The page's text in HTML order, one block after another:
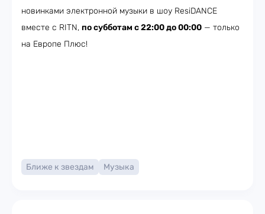
новинками электронной музыки в шоу ResiDANCE
вместе с RITN, по субботам с 22:00 до 00:00 — только
на Европе Плюс!​
Ближе к звездам Музыка